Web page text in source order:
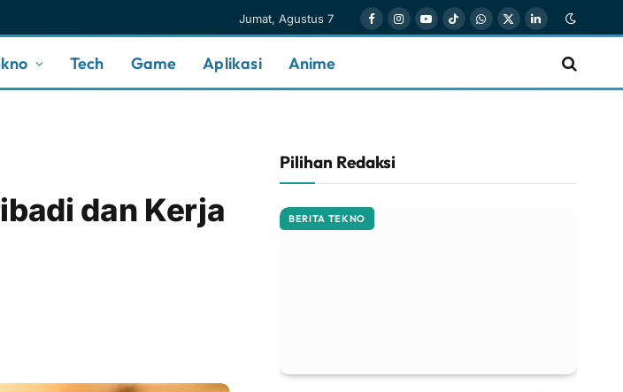
Jumat, Agustus 7
FacebookInstagram
YouTube
TikTokWhatsApp
X
LinkedIn
Tech Game Aplikasi Anime
dan Kerja
Pilihan Redaksi
BERITA TEKNO